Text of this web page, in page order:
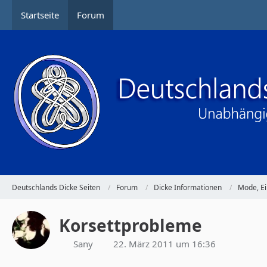
Startseite Forum
Deutschlands Dicke Seiten Forum Dicke Informationen Mode,
Korsettprobleme
Sany 22. März 2011 um 16:36